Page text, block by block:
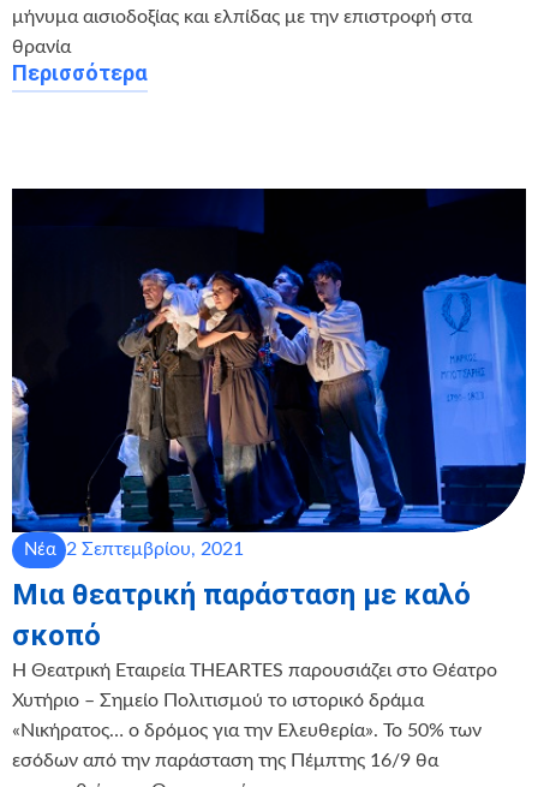
μήνυμα αισιοδοξίας και ελπίδας με την επιστροφή στα
θρανία
Περισσότερα
Νέα 2 Σεπτεμβρίου, 2021
Μια θεατρική παράσταση με καλό
σκοπό
Η Θεατρική Εταιρεία THEARTES παρουσιάζει στο Θέατρο
Χυτήριο – Σημείο Πολιτισμού το ιστορικό δράμα
«Νικήρατος… ο δρόμος για την Ελευθερία». Το 50% των
εσόδων από την παράσταση της Πέμπτης 16/9 θα